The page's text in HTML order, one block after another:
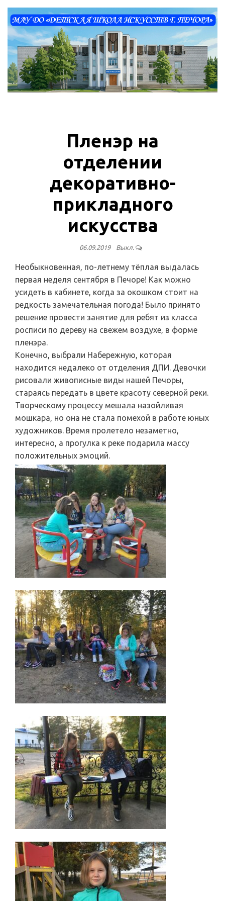
Пленэр на
отделении
декоративно-
прикладного
искусства
06.09.2019 Выкл.
Необыкновенная, по-летнему тёплая выдалась
первая неделя сентября в Печоре! Как можно
усидеть в кабинете, когда за окошком стоит на
редкость замечательная погода! Было принято
решение провести занятие для ребят из класса
росписи по дереву на свежем воздухе, в форме
пленэра.
Конечно, выбрали Набережную, которая
находится недалеко от отделения ДПИ. Девочки
рисовали живописные виды нашей Печоры,
стараясь передать в цвете красоту северной реки.
Творческому процессу мешала назойливая
мошкара, но она не стала помехой в работе юных
художников. Время пролетело незаметно,
интересно, а прогулка к реке подарила массу
положительных эмоций.